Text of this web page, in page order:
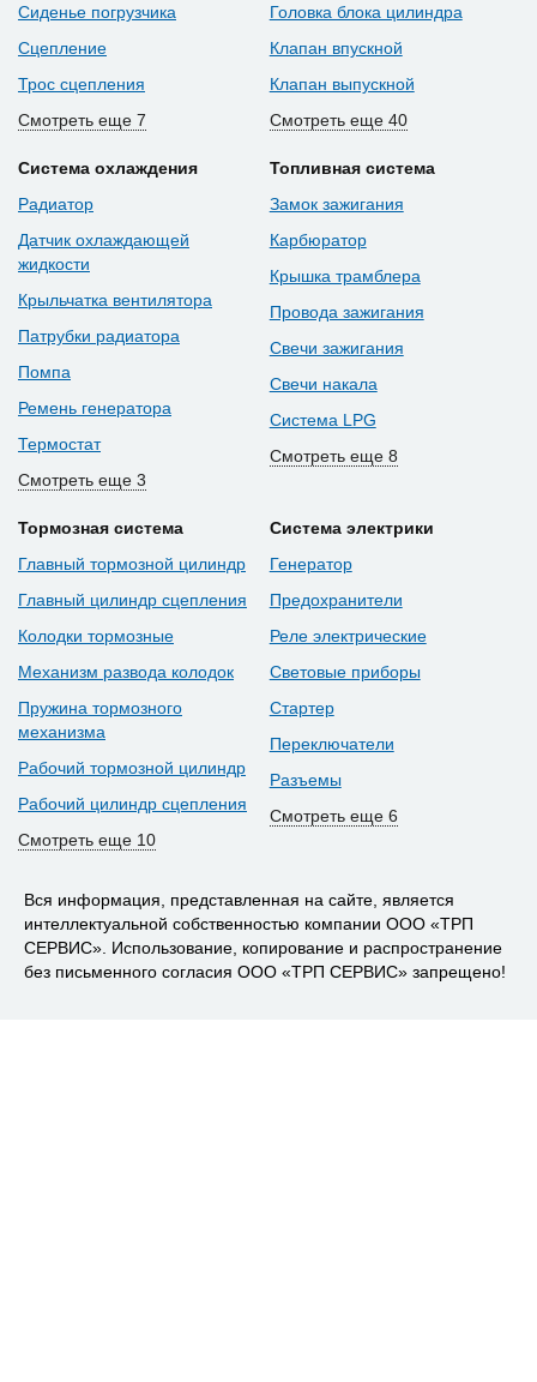
Сиденье погрузчика
Сцепление
Трос сцепления
Смотреть еще 7
Головка блока цилиндра
Клапан впускной
Клапан выпускной
Смотреть еще 40
Система охлаждения
Радиатор
Датчик охлаждающей
жидкости
Крыльчатка вентилятора
Патрубки радиатора
Помпа
Ремень генератора
Термостат
Смотреть еще 3
Топливная система
Замок зажигания
Карбюратор
Крышка трамблера
Провода зажигания
Свечи зажигания
Свечи накала
Система LPG
Смотреть еще 8
Тормозная система
Главный тормозной цилиндр
Главный цилиндр сцепления
Колодки тормозные
Механизм развода колодок
Пружина тормозного
механизма
Рабочий тормозной цилиндр
Рабочий цилиндр сцепления
Смотреть еще 10
Система электрики
Генератор
Предохранители
Реле электрические
Световые приборы
Стартер
Переключатели
Разъемы
Смотреть еще 6
Вся информация, представленная на сайте, является
интеллектуальной собственностью компании ООО «ТРП
СЕРВИС». Использование, копирование и распространение
без письменного согласия ООО «ТРП СЕРВИС» запрещено!